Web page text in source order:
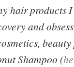
hair products
and
beauty
Shampoo (